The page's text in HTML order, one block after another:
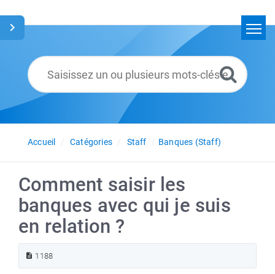
Glossaire
Français
Accueil
Catégories Staff Banques (Staff)
Comment saisir les
banques avec qui je suis
en relation ?
1188